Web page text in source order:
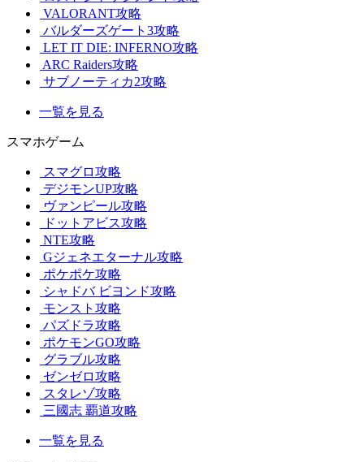
VALORANT攻略
バルダーズゲート3攻略
LET IT DIE: INFERNO攻略
ARC Raiders攻略
サブノーティカ2攻略
一覧を見る
スマホゲーム
スマグロ攻略
デジモンUP攻略
ヴァンピール攻略
ドットアビス攻略
NTE攻略
Gジェネエターナル攻略
ポケポケ攻略
シャドバ ビヨンド攻略
モンスト攻略
パズドラ攻略
ポケモンGO攻略
グラブル攻略
ゼンゼロ攻略
スタレゾ攻略
三國志 覇道攻略
一覧を見る